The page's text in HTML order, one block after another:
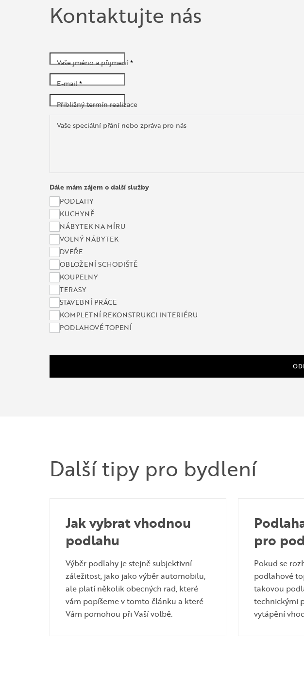
Kontaktujte nás
Vaše jméno a přijmení *
E-mail*
Přibližný termín realizace
Vaše speciální přání nebo zpráva pro nás
Dále mám zájem o další služby
PODLAHY
KUCHYNĚ
NÁBYTEK NA MÍRU
VOLNÝ NÁBYTEK
DVEŘE
OBLOŽENÍ SCHODIŠTĚ
KOUPELNY
TERASY
STAVEBNÍ PRÁCE
KOMPLETNÍ REKONSTRUKCI INTERIÉRU
PODLAHOVÉ TOPENÍ
Další tipy pro bydlení
Jak vybrat vhodnou
podlahu
Výběr podlahy je stejně subjektivní
záležitost, jako jako výběr automobilu,
ale platí několik obecných rad, které
vám popíšeme v tomto článku a které
Vám pomohou při Vaší volbě.
pro
Pokud se
podlahové
takovou
technickými
vytápění